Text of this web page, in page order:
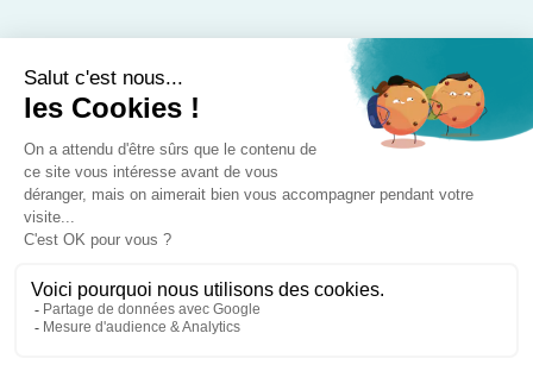
163, route de Fleury
Tél :0805 29 20 90(N° gratuit)
Antenne d'Ollainville